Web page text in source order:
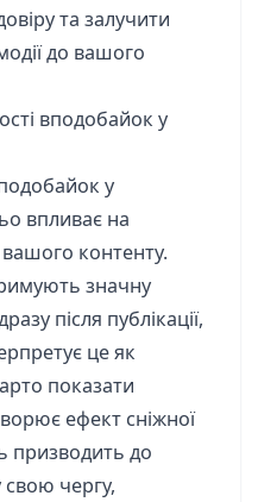
та залучити
до вашого
вподобайок у
у
впливає на
контенту.
значну
після публікації,
це як
показати
ефект сніжної
призводить до
свою чергу,